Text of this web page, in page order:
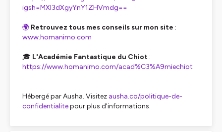
igsh=MXI3dXgyYnY1ZHVmdg==
🌍 Retrouvez tous mes conseils sur mon site :
www.homanimo.com
🎓 L'Académie Fantastique du Chiot :
https://www.homanimo.com/acad%C3%A9miechiot
Hébergé par Ausha. Visitez ausha.co/politique-de-
confidentialitepour plus d'informations.